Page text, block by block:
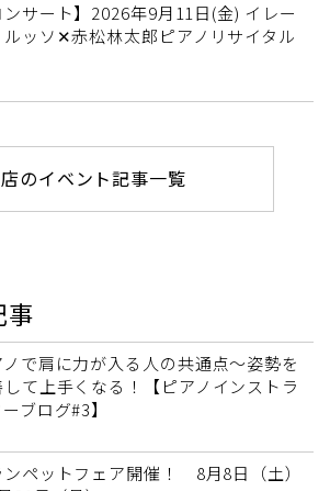
ンサート】2026年9月11日(金) イレー
ルッソ✕赤松林太郎ピアノリサイタル
のイベント記事一覧
事
ノで肩に力が入る人の共通点～姿勢を
して上手くなる！【ピアノインストラ
ブログ#3】
ンペットフェア開催！ 8月8日（土）